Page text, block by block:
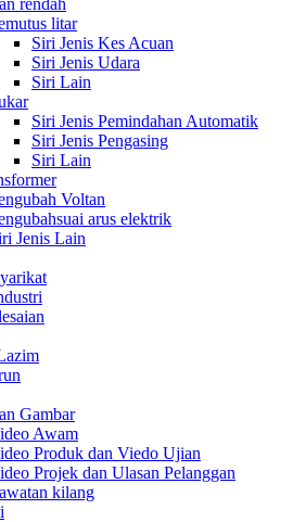
rendah
litar
Siri Jenis Kes Acuan
Siri Jenis Udara
Siri Lain
Siri Jenis Pemindahan Automatik
Siri Jenis Pengasing
Siri Lain
Voltan
arus elektrik
Jenis Lain
Gambar
Awam
Produk dan Viedo Ujian
Projek dan Ulasan Pelanggan
kilang